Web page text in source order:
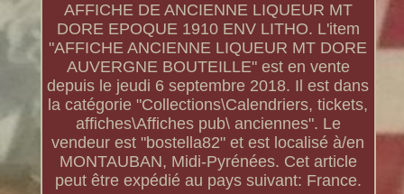
AFFICHE DE ANCIENNE LIQUEUR MT
DORE EPOQUE 1910 ENV LITHO. L'item
"AFFICHE ANCIENNE LIQUEUR MT DORE
AUVERGNE BOUTEILLE" est en vente
depuis le jeudi 6 septembre 2018. Il est dans
la catégorie "Collections\Calendriers, tickets,
affiches\Affiches pub\ anciennes". Le
vendeur est "bostella82" et est localisé à/en
MONTAUBAN, Midi-Pyrénées. Cet article
peut être expédié au pays suivant: France.